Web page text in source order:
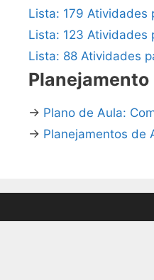
Lista: 179 Atividades
Lista: 123 Atividades
Lista: 88 Atividades
Planejamento
→ Plano de Aula:
→ Planejamentos de